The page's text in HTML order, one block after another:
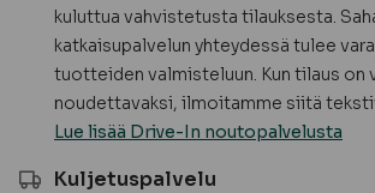
kuluttua vahvistetusta tilauksesta.
katkaisupalvelun yhteydessä tulee
tuotteiden valmisteluun. Kun tilaus on
noudettavaksi, ilmoitamme siitä
Lue lisää Drive-In noutopalvelusta
Kuljetuspalvelu